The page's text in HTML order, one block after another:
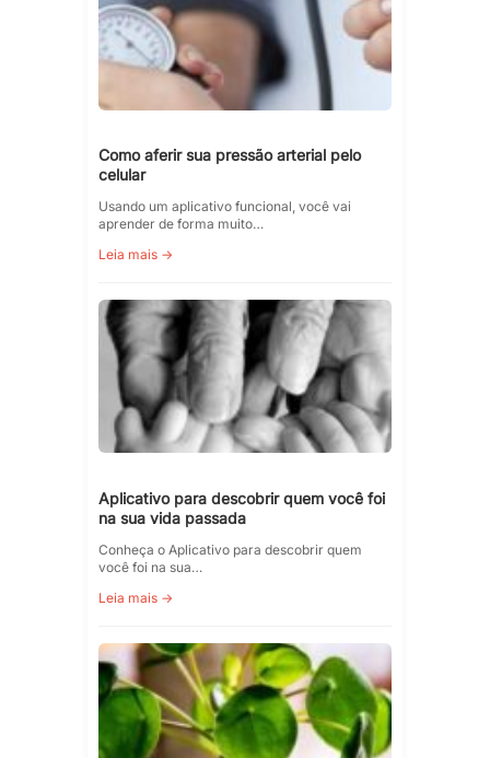
Como aferir sua pressão arterial pelo
celular
Usando um aplicativo funcional, você vai
aprender de forma muito…
Leia mais →
Aplicativo para descobrir quem você foi
na sua vida passada
Conheça o Aplicativo para descobrir quem
você foi na sua…
Leia mais →